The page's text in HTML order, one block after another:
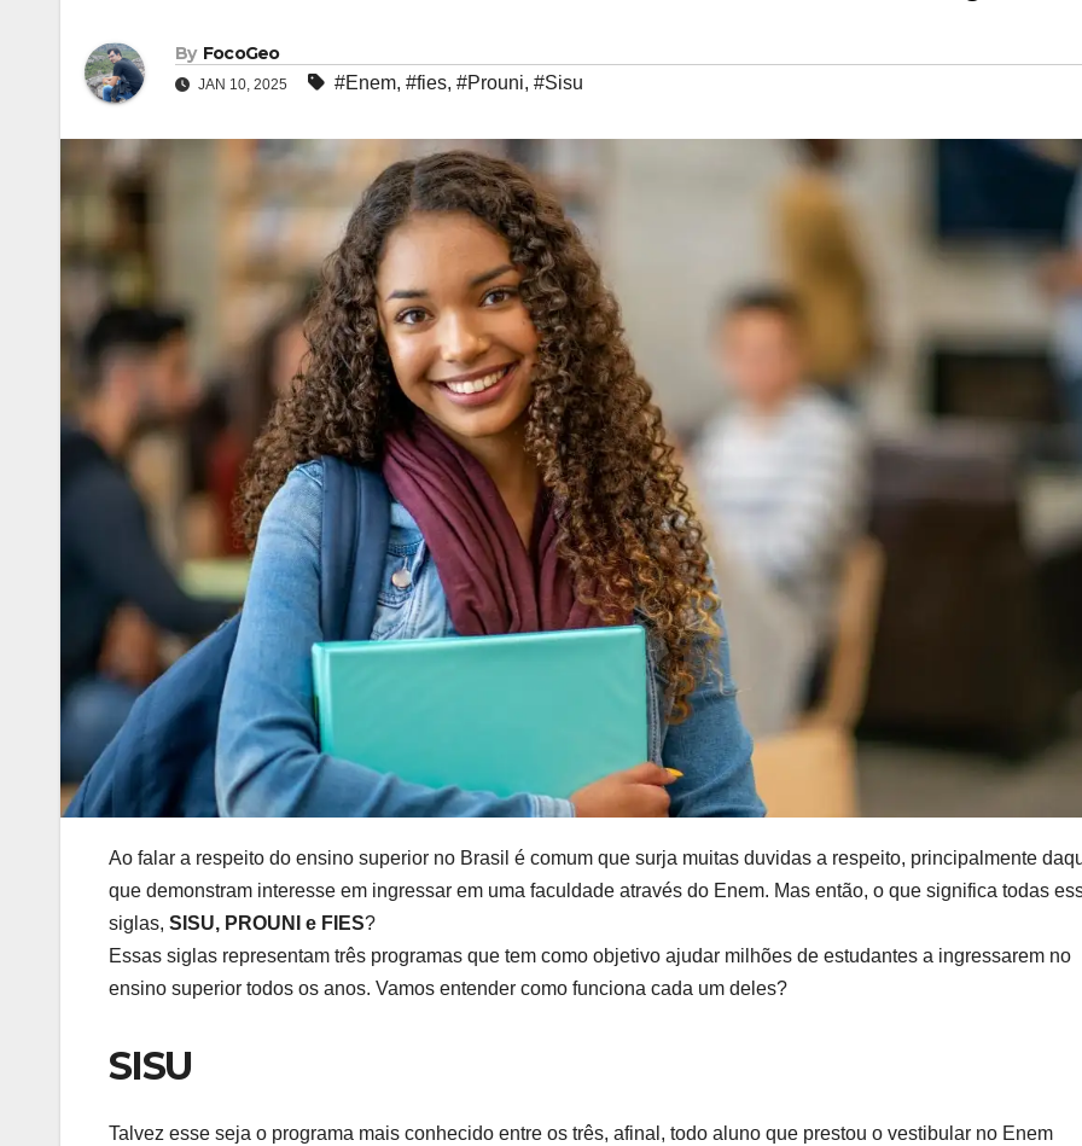
By FocoGeo
JAN 10, 2025 #Enem, #fies, #Prouni, #Sisu
Ao falar a respeito do ensino superior no Brasil é comum que surja muitas duvidas a respeito, principalmente
que demonstram interesse em ingressar em uma faculdade através do Enem. Mas então, o que significa todas
siglas, SISU, PROUNI e FIES?
Essas siglas representam três programas que tem como objetivo ajudar milhões de estudantes a ingressarem no
ensino superior todos os anos. Vamos entender como funciona cada um deles?
SISU
Talvez esse seja o programa mais conhecido entre os três, afinal, todo aluno que prestou o vestibular no Enem